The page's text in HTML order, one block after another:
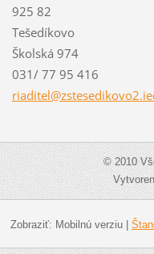
925 82
Tešedíkovo
Školská 974
031/ 77 95 416
riaditel@zstesedikovo2.i
© 2010
Zobraziť: Mobilnú verziu|